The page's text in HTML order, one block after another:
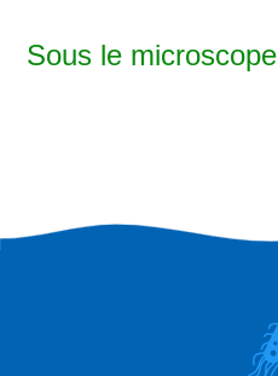
Sous le microscope